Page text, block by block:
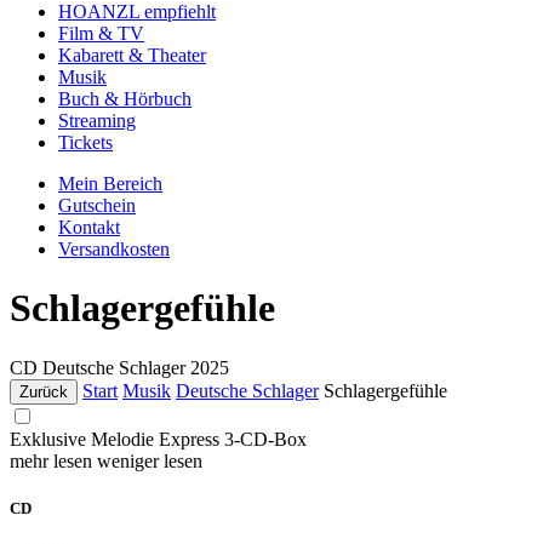
HOANZL empfiehlt
Film & TV
Kabarett & Theater
Musik
Buch & Hörbuch
Streaming
Tickets
Mein Bereich
Gutschein
Kontakt
Versandkosten
Schlagergefühle
CD Deutsche Schlager 2025
Zurück Start Musik Deutsche Schlager Schlagergefühle
Exklusive Melodie Express 3-CD-Box
mehr lesen weniger lesen
CD